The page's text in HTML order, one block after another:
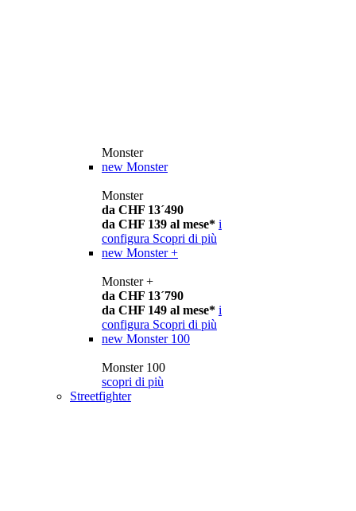
Monster
new Monster
Monster
da CHF 13´490
da CHF 139 al mese* i
configura Scopri di più
new Monster +
Monster +
da CHF 13´790
da CHF 149 al mese* i
configura Scopri di più
new Monster 100
Monster 100
scopri di più
Streetfighter